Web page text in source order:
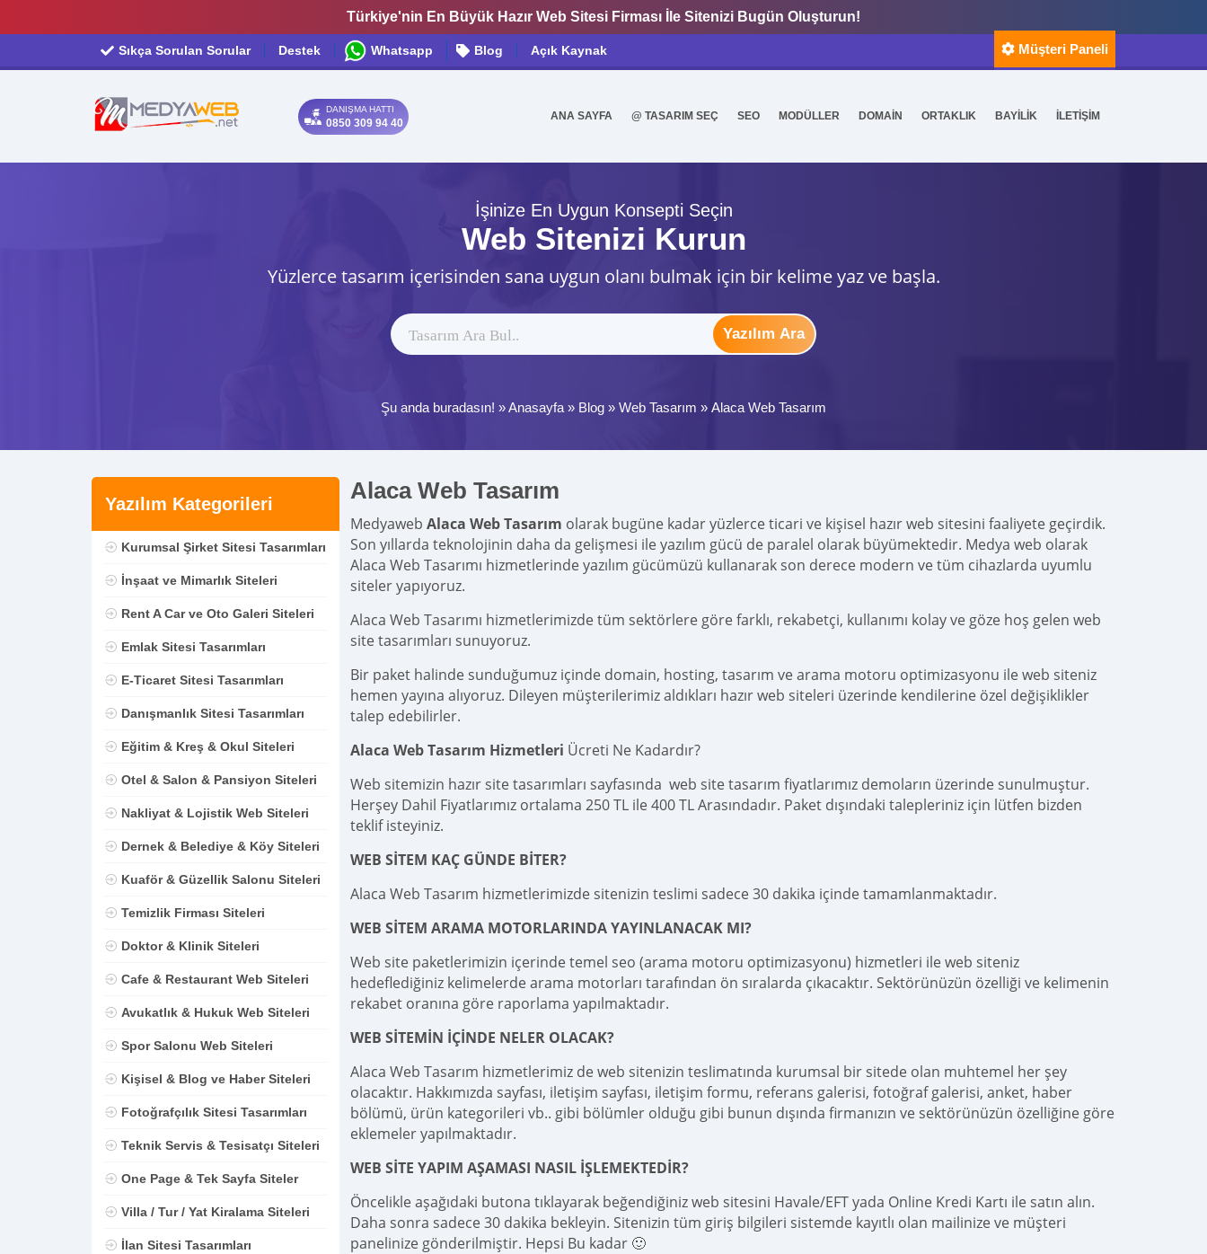
Türkiye'nin En Büyük Hazır Web Sitesi Firması İle Sitenizi Bugün Oluşturun!
Sıkça Sorulan Sorular Destek Whatsapp Blog Açık Kaynak Müşteri Paneli
DANIŞMA HATTI
0850 309 94 40
ANA SAYFA @ TASARIM SEÇ SEO MODÜLLER DOMAİN ORTAKLIK BAYİLİK İLETİŞİM
İşinize En Uygun Konsepti Seçin
Web Sitenizi Kurun
Yüzlerce tasarım içerisinden sana uygun olanı bulmak için bir kelime yaz ve başla.
Yazılım Ara
Şu anda buradasın! »Anasayfa » Blog » Web Tasarım » Alaca Web Tasarım
Yazılım Kategorileri
Kurumsal Şirket Sitesi Tasarımları
İnşaat ve Mimarlık Siteleri
Rent A Car ve Oto Galeri Siteleri
Emlak Sitesi Tasarımları
E-Ticaret Sitesi Tasarımları
Danışmanlık Sitesi Tasarımları
Eğitim & Kreş & Okul Siteleri
Otel & Salon & Pansiyon Siteleri
Nakliyat & Lojistik Web Siteleri
Dernek & Belediye & Köy Siteleri
Kuaför & Güzellik Salonu Siteleri
Temizlik Firması Siteleri
Doktor & Klinik Siteleri
Cafe & Restaurant Web Siteleri
Avukatlık & Hukuk Web Siteleri
Spor Salonu Web Siteleri
Kişisel & Blog ve Haber Siteleri
Fotoğrafçılık Sitesi Tasarımları
Teknik Servis & Tesisatçı Siteleri
One Page & Tek Sayfa Siteler
Villa / Tur / Yat Kiralama Siteleri
İlan Sitesi Tasarımları
Alaca Web Tasarım
Medyaweb Alaca Web Tasarım olarak bugüne kadar yüzlerce ticari ve kişisel hazır web sitesini faaliyete geçirdik.
Son yıllarda teknolojinin daha da gelişmesi ile yazılım gücü de paralel olarak büyümektedir. Medya web olarak
Alaca Web Tasarımı hizmetlerinde yazılım gücümüzü kullanarak son derece modern ve tüm cihazlarda uyumlu
siteler yapıyoruz.
Alaca Web Tasarımı hizmetlerimizde tüm sektörlere göre farklı, rekabetçi, kullanımı kolay ve göze hoş gelen web
site tasarımları sunuyoruz.
Bir paket halinde sunduğumuz içinde domain, hosting, tasarım ve arama motoru optimizasyonu ile web siteniz
hemen yayına alıyoruz. Dileyen müşterilerimiz aldıkları hazır web siteleri üzerinde kendilerine özel değişiklikler
talep edebilirler.
Alaca Web Tasarım Hizmetleri Ücreti Ne Kadardır?
Web sitemizin hazır site tasarımları sayfasında web site tasarım fiyatlarımız demoların üzerinde sunulmuştur.
Herşey Dahil Fiyatlarımız ortalama 250 TL ile 400 TL Arasındadır. Paket dışındaki talepleriniz için lütfen bizden
teklif isteyiniz.
WEB SİTEM KAÇ GÜNDE BİTER?
Alaca Web Tasarım hizmetlerimizde sitenizin teslimi sadece 30 dakika içinde tamamlanmaktadır.
WEB SİTEM ARAMA MOTORLARINDA YAYINLANACAK MI?
Web site paketlerimizin içerinde temel seo (arama motoru optimizasyonu) hizmetleri ile web siteniz
hedeflediğiniz kelimelerde arama motorları tarafından ön sıralarda çıkacaktır. Sektörünüzün özelliği ve kelimenin
rekabet oranına göre raporlama yapılmaktadır.
WEB SİTEMİN İÇİNDE NELER OLACAK?
Alaca Web Tasarım hizmetlerimiz de web sitenizin teslimatında kurumsal bir sitede olan muhtemel her şey
olacaktır. Hakkımızda sayfası, iletişim sayfası, iletişim formu, referans galerisi, fotoğraf galerisi, anket, haber
bölümü, ürün kategorileri vb.. gibi bölümler olduğu gibi bunun dışında firmanızın ve sektörünüzün özelliğine göre
eklemeler yapılmaktadır.
WEB SİTE YAPIM AŞAMASI NASIL İŞLEMEKTEDİR?
Öncelikle aşağıdaki butona tıklayarak beğendiğiniz web sitesini Havale/EFT yada Online Kredi Kartı ile satın alın.
Daha sonra sadece 30 dakika bekleyin. Sitenizin tüm giriş bilgileri sistemde kayıtlı olan mailinize ve müşteri
panelinize gönderilmiştir. Hepsi Bu kadar 🙂